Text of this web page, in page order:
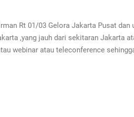
Rt 01/03 Gelora Jakarta Pusat dan
,yang jauh dari sekitaran Jakarta
webinar atau teleconference